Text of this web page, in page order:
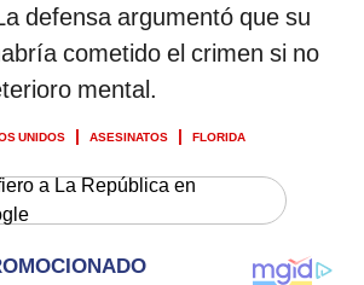
defensa argumentó que su
cometido el crimen si no
mental.
UNIDOS ASESINATOS FLORIDA
a La República en